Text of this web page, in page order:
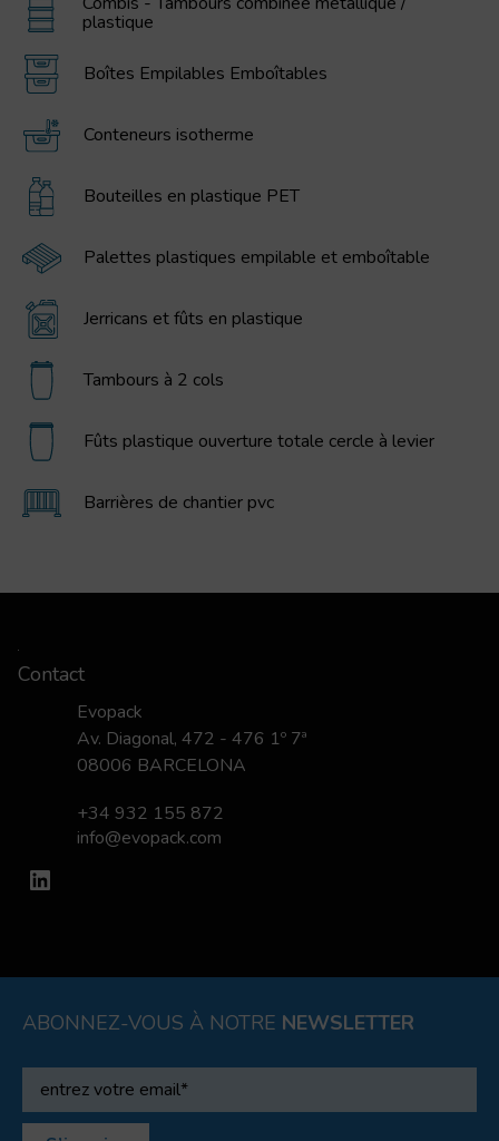
plastique
Boîtes Empilables Emboîtables
Conteneurs isotherme
Bouteilles en plastique PET
Palettes plastiques empilable et emboîtable
Jerricans et fûts en plastique
Tambours à 2 cols
Fûts plastique ouverture totale cercle à levier
Barrières de chantier pvc
Contact
Evopack
Av. Diagonal, 472 - 476 1º 7ª
08006 BARCELONA
+34 932 155 872
info@evopack.com
LinkedIn
ABONNEZ-VOUS À NOTRE NEWSLETTER